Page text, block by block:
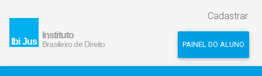
Cadastrar
PAINEL DO ALUNO